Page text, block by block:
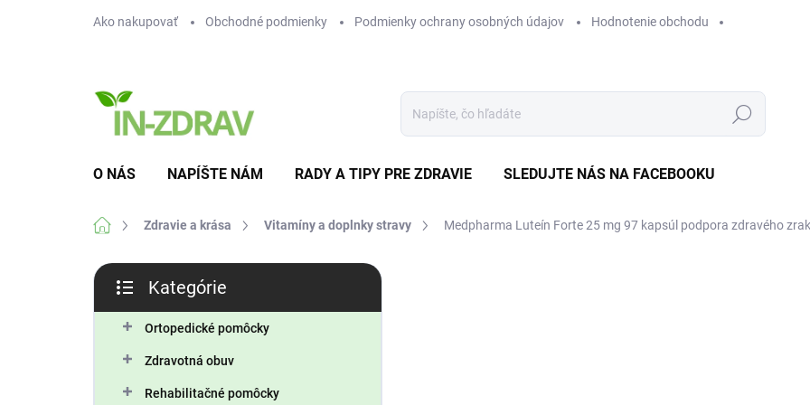
Ako nakupovať Obchodné podmienky Podmienky ochrany osobných údajov Hodnotenie obchodu
Hľadať
O NÁS NAPÍŠTE NÁM RADY A TIPY PRE ZDRAVIE SLEDUJTE NÁS NA FACEBOOKU
DomovZdravie a krása Vitamíny a doplnky stravy Medpharma Luteín Forte 25 mg 97 kapsúl podpora zdravého
B
č
kategórie
Kategórie
Ortopedické pomôcky
Zdravotná obuv
Rehabilitačné pomôcky